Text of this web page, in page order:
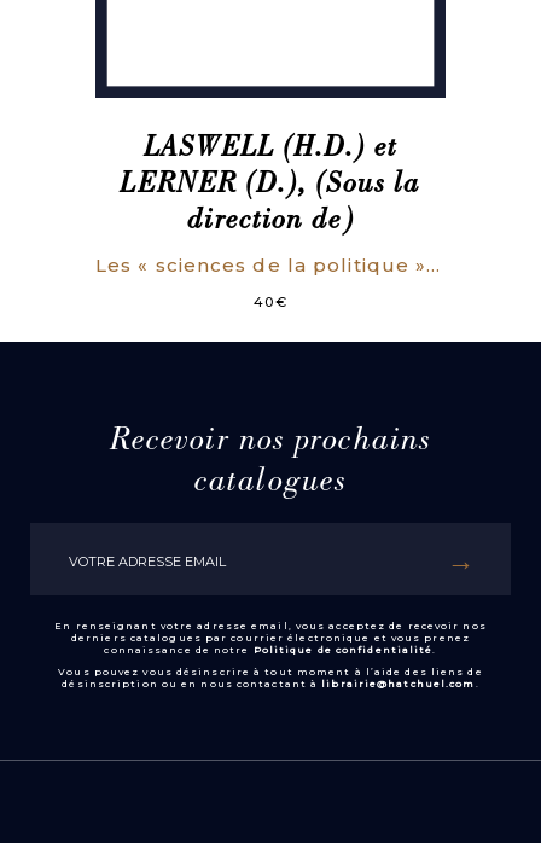
LASWELL (H.D.) et
LERNER (D.), (Sous la
direction de)
Les « sciences de la politique » aux Etats-Unis. Domaines et techniques.
40€
Recevoir nos prochains
catalogues
En renseignant votre adresse email, vous acceptez de recevoir nos
derniers catalogues par courrier électronique et vous prenez
connaissance de notre
Politique de confidentialité.
Vous pouvez vous désinscrire à tout moment à l’aide des liens de
désinscription ou en nous contactant à librairie@hatchuel.com .